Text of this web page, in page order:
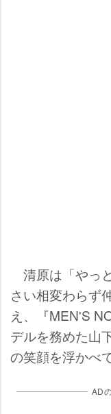
清原は「やっ
さい相変わらず
え、『MEN'S
デルを務めた山
の笑顔を浮かべ
AD